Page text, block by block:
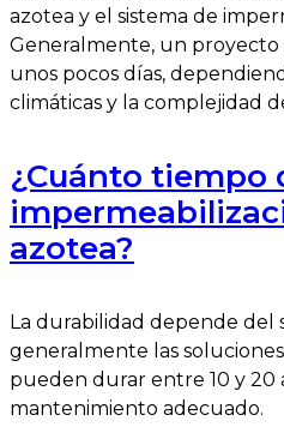
azotea y el sistema de
Generalmente, un
unos pocos días,
climáticas y la complejidad
¿Cuánto tiempo
azotea?
La durabilidad depende del
generalmente las
pueden durar entre 10 y 20
mantenimiento adecuado.